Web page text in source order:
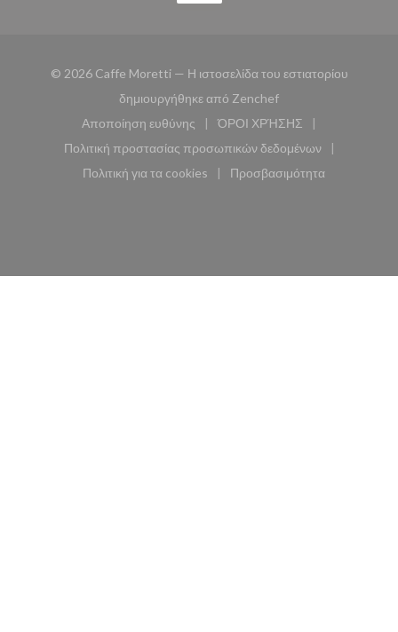
© 2026 Caffe Moretti — Η ιστοσελίδα του εστιατορίου
δημιουργήθηκε από Zenchef((ανοίγει σε νέο
Αποποίηση ευθύνης
((ανοίγει σε νέο παράθυρο))
ΌΡΟΙ ΧΡΉΣΗΣ
((ανοίγει σε νέο
Πολιτική προστασίας προσωπικών δεδομένων
((ανοίγει σε νέο παράθυρο))
Πολιτική για τα cookies
((ανοίγει σε νέο παράθυρο))
Προσβασιμότητα
((ανοίγει σε νέο